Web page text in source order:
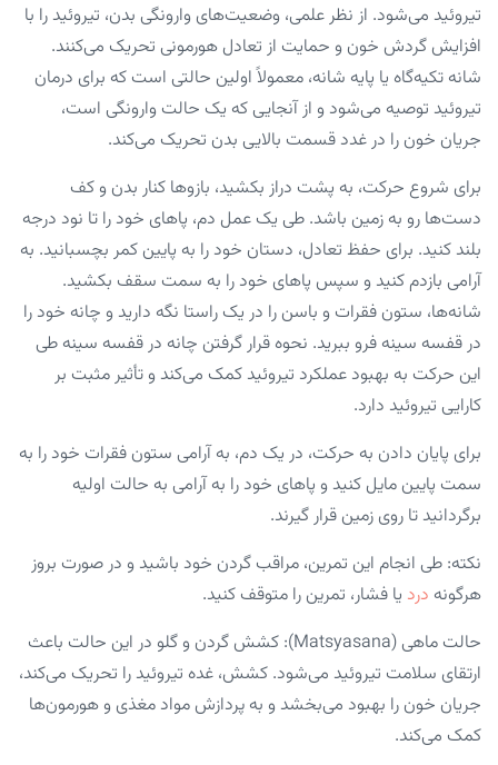
تیروئید می‌شود. از نظر علمی، وضعیت‌های وارونگی بدن، تیروئید را با
افزایش گردش خون و حمایت از تعادل هورمونی تحریک می‌کنند.
شانه تکیه‌گاه یا پایه شانه، معمولاً اولین حالتی است که برای درمان
تیروئید توصیه می‌شود و از آنجایی که یک حالت وارونگی است،
جریان خون را در غدد قسمت بالایی بدن تحریک می‌کند.
برای شروع حرکت، به پشت دراز بکشید، بازوها کنار بدن و کف
دست‌ها رو به زمین باشد. طی یک عمل دم، پاهای خود را تا نود درجه
بلند کنید. برای حفظ تعادل، دستان خود را به پایین کمر بچسبانید. به
آرامی بازدم کنید و سپس پاهای خود را به سمت سقف بکشید.
شانه‌ها، ستون فقرات و باسن را در یک راستا نگه دارید و چانه خود را
در قفسه سینه فرو ببرید. نحوه قرار گرفتن چانه در قفسه سینه طی
این حرکت به بهبود عملکرد تیروئید کمک می‌کند و تأثیر مثبت بر
کارایی تیروئید دارد.
برای پایان دادن به حرکت، در یک دم، به آرامی ستون فقرات خود را به
سمت پایین مایل کنید و پاهای خود را به آرامی به حالت اولیه
برگردانید تا روی زمین قرار گیرند.
نکته: طی انجام این تمرین، مراقب گردن خود باشید و در صورت بروز
هرگونه درد یا فشار، تمرین را متوقف کنید.
حالت ماهی (Matsyasana): کشش گردن و گلو در این حالت باعث
ارتقای سلامت تیروئید می‌شود. کشش، غده تیروئید را تحریک می‌کند،
جریان خون را بهبود می‌بخشد و به پردازش مواد مغذی و هورمون‌ها
کمک می‌کند.